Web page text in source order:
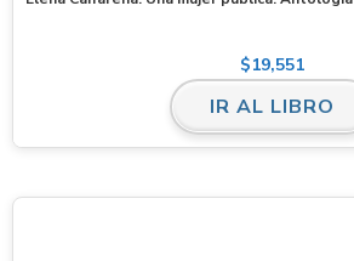
$19,551
IR AL LIBRO